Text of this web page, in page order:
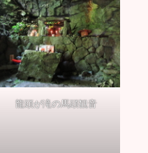
龍頭が滝の馬頭観音